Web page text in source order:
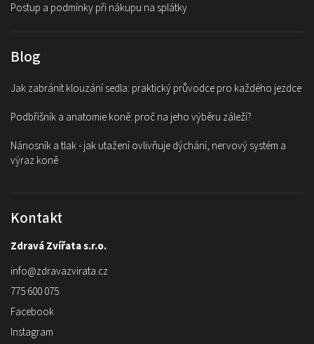
Postup a podmínky při nákupu na splátky
Blog
Jak zabránit klouzání sedla: praktický průvodce pro každého jezdce
Podbřišník a anatomie koně: proč na jeho výběru záleží?
Nánosník a tlak - jak utažení ovlivňuje dýchání, nervový systém a
výraz koně
Kontakt
Zdravá Zvířata s.r.o.
info@zdravazvirata.cz
775 600 075
Facebook
Instagram